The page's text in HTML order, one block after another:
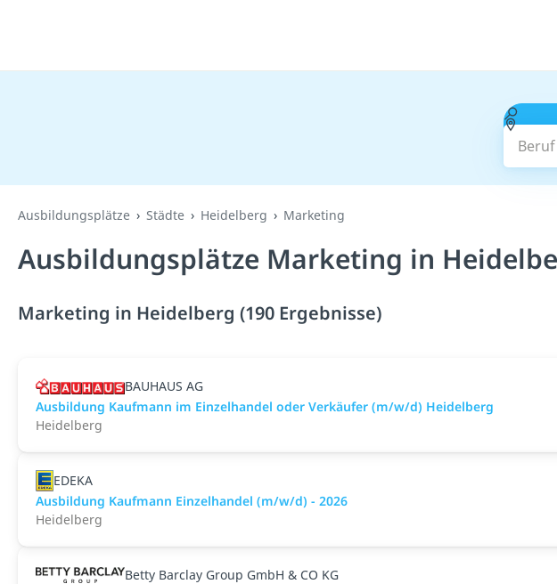
Beruf
Ausbildungsplätze Städte Heidelberg Marketing
Ausbildungsplätze Marketing in
Marketing in Heidelberg (190 Ergebnisse)
BAUHAUS AG
Ausbildung Kaufmann im Einzelhandel oder Verkäufer (m/w/d) Heidelberg
Heidelberg
EDEKA
Ausbildung Kaufmann Einzelhandel (m/w/d) - 2026
Heidelberg
Betty Barclay Group GmbH & CO KG